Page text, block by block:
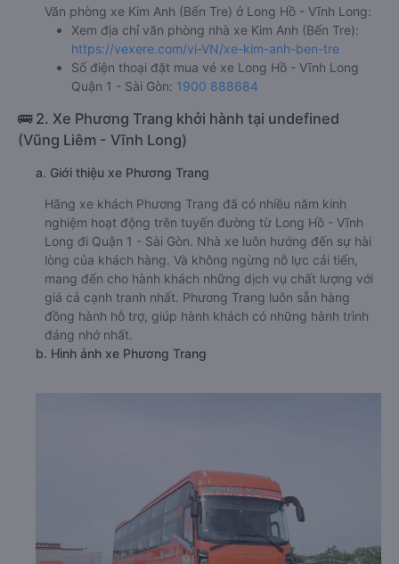
Văn phòng xe Kim Anh (Bến Tre) ở Long Hồ - Vĩnh Long:
Xem địa chỉ văn phòng nhà xe Kim Anh (Bến Tre):
https://vexere.com/vi-VN/xe-kim-anh-ben-tre
Số điện thoại đặt mua vé xe Long Hồ - Vĩnh Long
Quận 1 - Sài Gòn: 1900 888684
🚌 2. Xe Phương Trang khởi hành tại undefined
(Vũng Liêm - Vĩnh Long)
a. Giới thiệu xe Phương Trang
Hãng xe khách Phương Trang đã có nhiều năm kinh
nghiệm hoạt động trên tuyến đường từ Long Hồ - Vĩnh
Long đi Quận 1 - Sài Gòn. Nhà xe luôn hướng đến sự hài
lòng của khách hàng. Và không ngừng nỗ lực cải tiến,
mang đến cho hành khách những dịch vụ chất lượng với
giá cả cạnh tranh nhất. Phương Trang luôn sẵn hàng
đồng hành hỗ trợ, giúp hành khách có những hành trình
đáng nhớ nhất.
b. Hình ảnh xe Phương Trang